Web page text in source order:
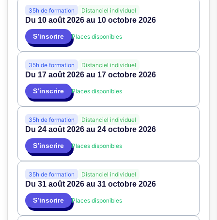
35h de formation Distanciel individuel
Du 10 août 2026 au 10 octobre 2026
S’inscrire Places disponibles
35h de formation Distanciel individuel
Du 17 août 2026 au 17 octobre 2026
S’inscrire Places disponibles
35h de formation Distanciel individuel
Du 24 août 2026 au 24 octobre 2026
S’inscrire Places disponibles
35h de formation Distanciel individuel
Du 31 août 2026 au 31 octobre 2026
S’inscrire Places disponibles